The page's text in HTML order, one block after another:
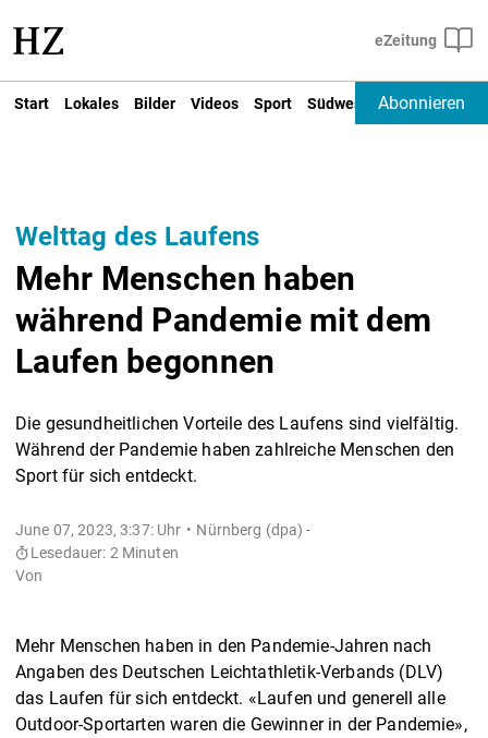
Start Lokales Bilder Videos Sport Südwest Deutschland
Abonnieren
Welttag des Laufens
Mehr Menschen haben
während Pandemie mit dem
Laufen begonnen
Die gesundheitlichen Vorteile des Laufens sind vielfältig.
Während der Pandemie haben zahlreiche Menschen den
Sport für sich entdeckt.
June 07, 2023, 3:37: Uhr
Nürnberg (dpa) -
Lesedauer: 2 Minuten
Von
Mehr Menschen haben in den Pandemie-Jahren nach
Angaben des Deutschen Leichtathletik-Verbands (DLV)
das Laufen für sich entdeckt. «Laufen und generell alle
Outdoor-Sportarten waren die Gewinner in der Pandemie»,